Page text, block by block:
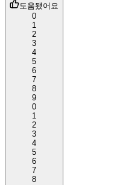
도움됐어요
0
1
2
3
4
5
6
7
8
9
0
1
2
3
4
5
6
7
8